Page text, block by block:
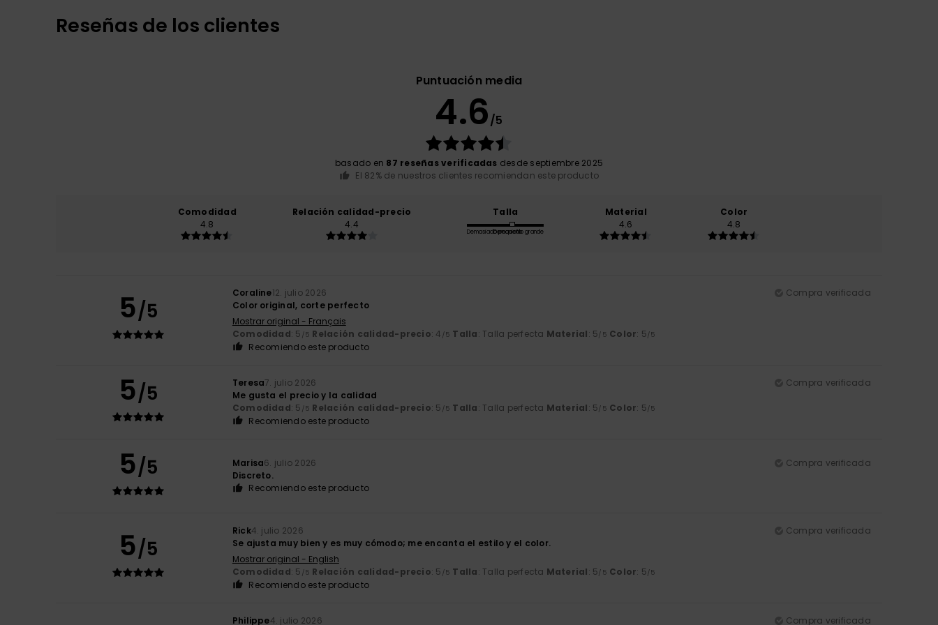
Reseñas de los clientes
Puntuación media
4.6/5
basado en 87 reseñas verificadas desde septiembre 2025
El 82% de nuestros clientes recomiendan este producto
Comodidad
4.8
Relación calidad-precio
4.4
Talla
Demasiado pequeño
Demasiado grande
Material
4.6
Color
4.8
5/5
Coraline12. julio 2026
Compra verificada
Color original, corte perfecto
Mostrar original - Français
Comodidad: 5 /5 Relación calidad-precio: 4 /5 Talla: Talla perfecta Material: 5/5 Color: 5/5
Recomiendo este producto
5/5 Teresa7. julio 2026
Compra verificada
Me gusta el precio y la calidad
Comodidad: 5 /5 Relación calidad-precio: 5 /5 Talla: Talla perfecta Material: 5/5 Color: 5/5
Recomiendo este producto
5/5 Marisa6. julio 2026
Compra verificada
Discreto.
Recomiendo este producto
5/5
Rick4. julio 2026
Compra verificada
Se ajusta muy bien y es muy cómodo; me encanta el estilo y el color.
Mostrar original - English
Comodidad: 5 /5 Relación calidad-precio: 5 /5 Talla: Talla perfecta Material: 5/5 Color: 5/5
Recomiendo este producto
Philippe4. julio 2026 Compra verificada